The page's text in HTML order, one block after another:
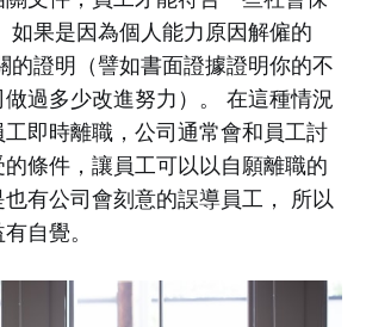
如果是因為個人能力原因解僱的
的證明（譬如書面證據證明你的不
過多少改進努力）。 在這種情況
即時離職，公司通常會和員工討
條件，讓員工可以以自願離職的
有公司會刻意的誤導員工， 所以
自覺。